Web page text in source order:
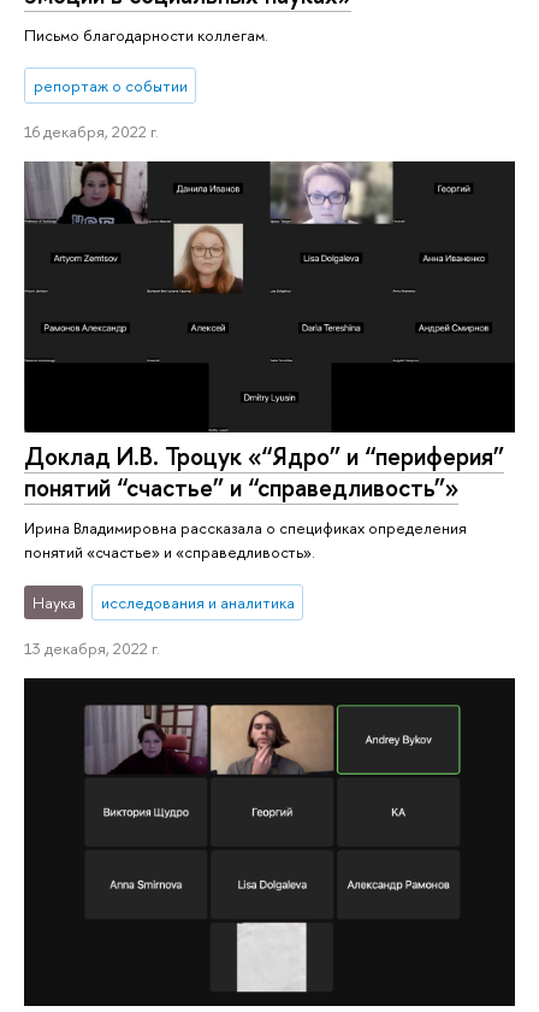
Письмо благодарности коллегам.
репортаж о событии
16 декабря, 2022 г.
Доклад И.В. Троцук «“Ядро” и “периферия”
понятий “счастье” и “справедливость”»
Ирина Владимировна рассказала о спецификах определения
понятий «счастье» и «справедливость».
Наука исследования и аналитика
13 декабря, 2022 г.